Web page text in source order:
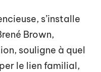
s’installe
Brown,
souligne à quel
le lien familial,